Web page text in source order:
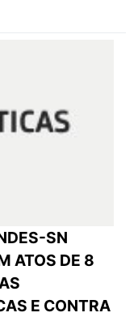
SN
ATOS DE 8
E CONTRA